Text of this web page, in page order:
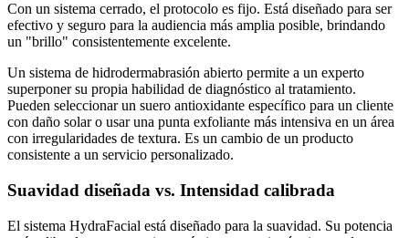
Con un sistema cerrado, el protocolo es fijo. Está diseñado para ser
efectivo y seguro para la audiencia más amplia posible, brindando
un "brillo" consistentemente excelente.
Un sistema de hidrodermabrasión abierto permite a un experto
superponer su propia habilidad de diagnóstico al tratamiento.
Pueden seleccionar un suero antioxidante específico para un cliente
con daño solar o usar una punta exfoliante más intensiva en un área
con irregularidades de textura. Es un cambio de un producto
consistente a un servicio personalizado.
Suavidad diseñada vs. Intensidad calibrada
El sistema HydraFacial está diseñado para la suavidad. Su potencia